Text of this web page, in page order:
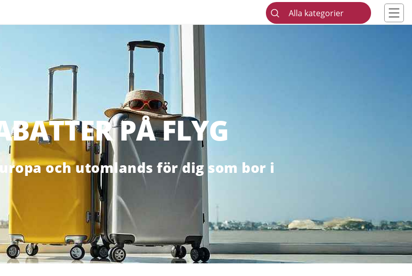
Alla kategorier
PÅ FLYG
och utomlands för dig som bor i